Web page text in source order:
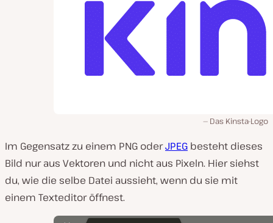
Das Kinsta-Logo
Im Gegensatz zu einem PNG oderJPEG besteht dieses
Bild nur aus Vektoren und nicht aus Pixeln. Hier siehst
du, wie die selbe Datei aussieht, wenn du sie mit
einem Texteditor öffnest.